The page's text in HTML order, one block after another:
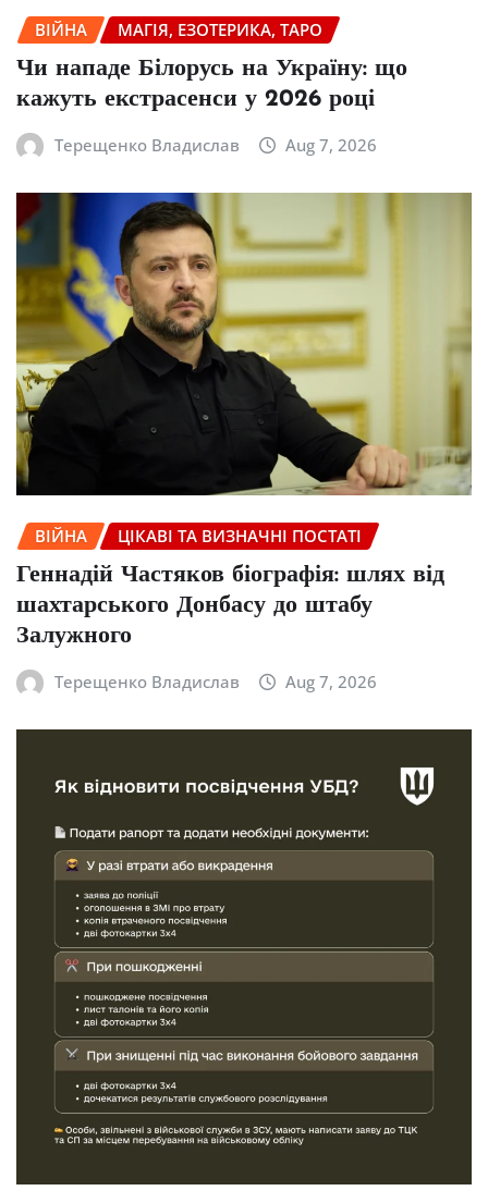
ВІЙНА МАГІЯ, ЕЗОТЕРИКА, ТАРО
Чи нападе Білорусь на Україну: що
кажуть екстрасенси у 2026 році
Терещенко Владислав Aug 7, 2026
ВІЙНА ЦІКАВІ ТА ВИЗНАЧНІ ПОСТАТІ
Геннадій Частяков біографія: шлях від
шахтарського Донбасу до штабу
Залужного
Терещенко Владислав Aug 7, 2026